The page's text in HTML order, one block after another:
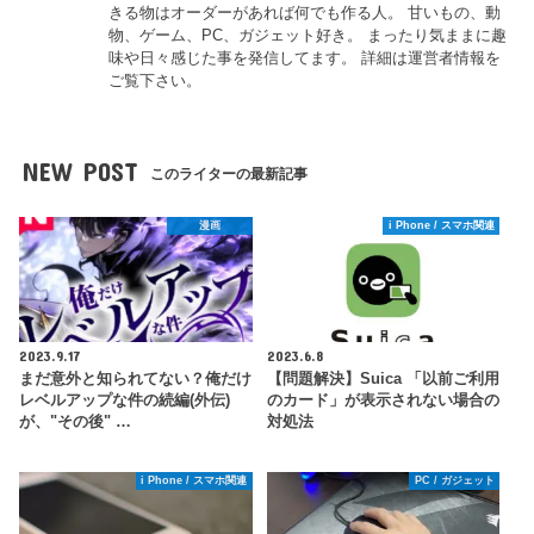
きる物はオーダーがあれば何でも作る人。 甘いもの、動
物、ゲーム、PC、ガジェット好き。 まったり気ままに趣
味や日々感じた事を発信してます。 詳細は運営者情報を
ご覧下さい。
NEW POST このライターの最新記事
漫画
2023.9.17
まだ意外と知られてない？俺だけ
レベルアップな件の続編(外伝)
が、"その後" …
i Phone / スマホ関連
2023.6.8
【問題解決】Suica 「以前ご利用
のカード」が表示されない場合の
対処法
i Phone / スマホ関連 PC / ガジェット